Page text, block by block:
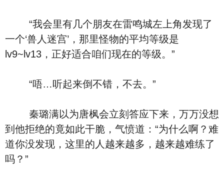
“我会里有几个朋友在雷鸣城左上角发现了
一个‘兽人迷宫’，那里怪物的平均等级是
lv9~lv13，正好适合咱们现在的等级。”
“唔…听起来倒不错，不去。”
秦璐满以为唐枫会立刻答应下来，万万没想
到他拒绝的竟如此干脆，气愤道：“为什么啊？难
道你没发现，这里的人越来越多，越来越难练了
吗？”